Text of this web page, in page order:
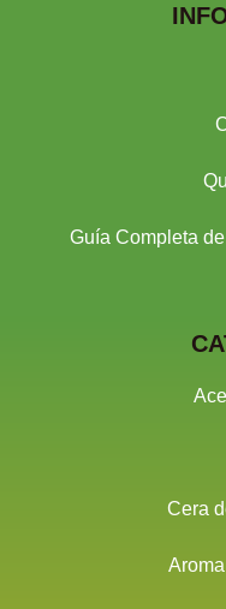
Guía Completa
Cera